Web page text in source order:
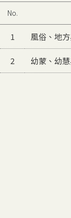
No.
1 風俗、地
2 幼蒙、幼